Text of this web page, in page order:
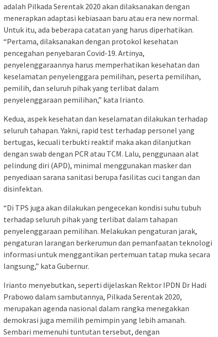
adalah Pilkada Serentak 2020 akan dilaksanakan dengan
menerapkan adaptasi kebiasaan baru atau era new normal.
Untuk itu, ada beberapa catatan yang harus diperhatikan.
“Pertama, dilaksanakan dengan protokol kesehatan
pencegahan penyebaran Covid-19. Artinya,
penyelenggaraannya harus memperhatikan kesehatan dan
keselamatan penyelenggara pemilihan, peserta pemilihan,
pemilih, dan seluruh pihak yang terlibat dalam
penyelenggaraan pemilihan,” kata Irianto.
Kedua, aspek kesehatan dan keselamatan dilakukan terhadap
seluruh tahapan. Yakni, rapid test terhadap personel yang
bertugas, kecuali terbukti reaktif maka akan dilanjutkan
dengan swab dengan PCR atau TCM. Lalu, penggunaan alat
pelindung diri (APD), minimal menggunakan masker dan
penyediaan sarana sanitasi berupa fasilitas cuci tangan dan
disinfektan.
“Di TPS juga akan dilakukan pengecekan kondisi suhu tubuh
terhadap seluruh pihak yang terlibat dalam tahapan
penyelenggaraan pemilihan. Melakukan pengaturan jarak,
pengaturan larangan berkerumun dan pemanfaatan teknologi
informasi untuk menggantikan pertemuan tatap muka secara
langsung,” kata Gubernur.
Irianto menyebutkan, seperti dijelaskan Rektor IPDN Dr Hadi
Prabowo dalam sambutannya, Pilkada Serentak 2020,
merupakan agenda nasional dalam rangka menegakkan
demokrasi juga memilih pemimpin yang lebih amanah.
Sembari memenuhi tuntutan tersebut, dengan